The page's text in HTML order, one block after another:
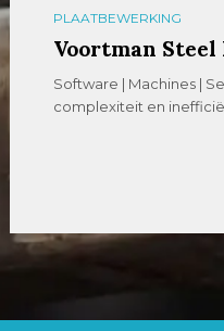
PLAATBEWERKING
Voortman
Software | Machines |
complexiteit en